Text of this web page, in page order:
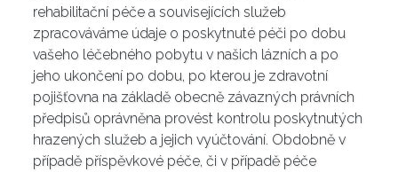
rehabilitační péče a souvisejících služeb
zpracováváme údaje o poskytnuté péči po dobu
vašeho léčebného pobytu v našich lázních a po
jeho ukončení po dobu, po kterou je zdravotní
pojišťovna na základě obecně závazných právních
předpisů oprávněna provést kontrolu poskytnutých
hrazených služeb a jejich vyúčtování. Obdobně v
případě příspěvkové péče, či v případě péče